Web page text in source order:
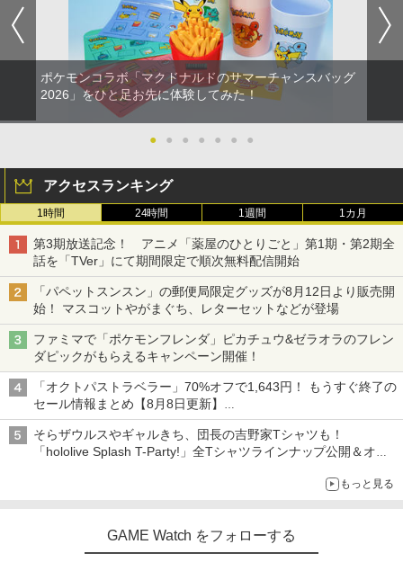
ポケモンコラボ「マクドナルドのサマーチャンスバッグ
2026」をひと足お先に体験してみた！
● ● ● ● ● ● ●
アクセスランキング
1時間 24時間 1週間 1カ月
第3期放送記念！ アニメ「薬屋のひとりごと」第1期・第2期全
話を「TVer」にて期間限定で順次無料配信開始
「パペットスンスン」の郵便局限定グッズが8月12日より販売開
始！ マスコットやがまぐち、レターセットなどが登場
ファミマで「ポケモンフレンダ」ピカチュウ&ゼラオラのフレン
ダピックがもらえるキャンペーン開催！
「オクトパストラベラー」70%オフで1,643円！ もうすぐ終了の
セール情報まとめ【8月8日更新】
ニンテンドーeショップでは「大神 絶景版」が67%オフで990円
そらザウルスやギャルきち、団長の吉野家Tシャツも！
「hololive Splash T-Party!」全Tシャツラインナップ公開＆オン
もっと見る
GAME Watch をフォローする